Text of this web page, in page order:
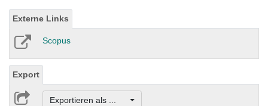
Externe Links
Scopus
Export
Exportieren als ...